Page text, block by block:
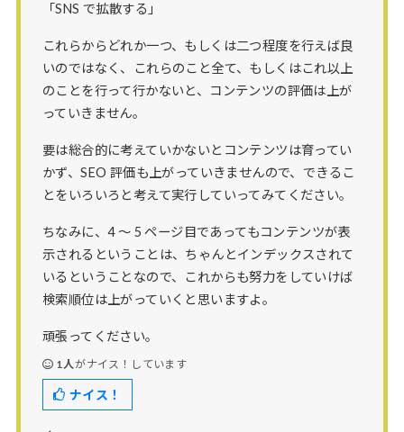
「SNS で拡散する」
これらからどれか一つ、もしくは二つ程度を行えば良
いのではなく、これらのこと全て、もしくはこれ以上
のことを行って行かないと、コンテンツの評価は上が
っていきません。
要は総合的に考えていかないとコンテンツは育ってい
かず、SEO 評価も上がっていきませんので、できるこ
とをいろいろと考えて実行していってみてください。
ちなみに、4 ～ 5 ページ目であってもコンテンツが表
示されるということは、ちゃんとインデックスされて
いるということなので、これからも努力をしていけば
検索順位は上がっていくと思いますよ。
頑張ってください。
1人がナイス！しています
ナイス！